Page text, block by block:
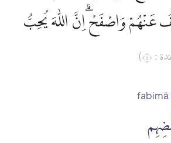
عَنْهُمْ وَاصْفَحْ ۗاِنَّ اللّٰهَ يُحِبُّ
: ٥)
fabimā